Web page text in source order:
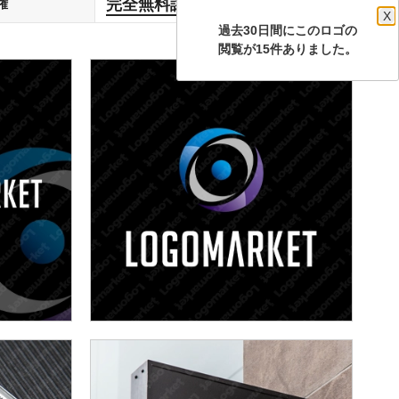
過去30日間にこのロゴの
X
閲覧が15件ありました。